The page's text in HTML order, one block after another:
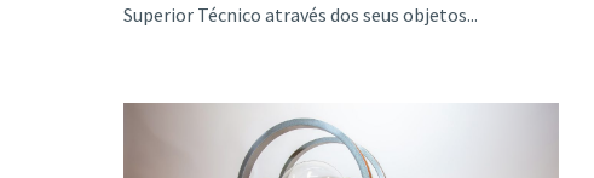
Superior Técnico através dos seus objetos...